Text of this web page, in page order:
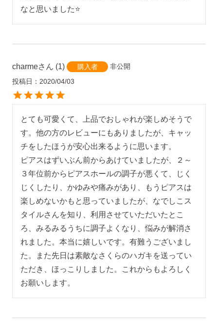
なと思いました⭐
charme 1 購入者
非公開
投稿日
2020/04/03
とても可愛くて、上品でおしゃれが楽しめそうで
す。他の方のレビューにもありましたが、キャッ
チをしたほうが安心出来るように思います。
ピアスはずいぶん前からあけていましたが、２～
３年位前からピアスホールの調子が悪くて、じく
じくしたり、かゆみや痛みがあり、もうピアスは
楽しめないかもと思っていましたが、なでしこス
タイルさんを知り、利用させていただいたとこ
ろ、みるみるうちに調子よくなり、悩みが解消さ
れました。本当に嬉しいです。有難うございまし
た。また先日は素敵なさくらのハガキを送ってい
ただき、ほっこりしました。これからもよろしく
お願いします。